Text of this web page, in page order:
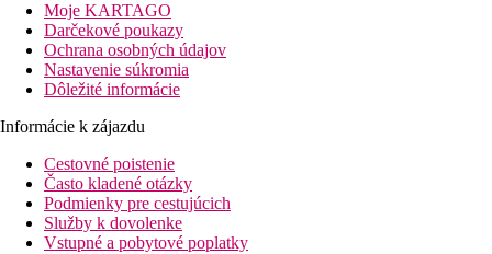
Moje KARTAGO
Darčekové poukazy
Ochrana osobných údajov
Nastavenie súkromia
Dôležité informácie
Informácie k zájazdu
Cestovné poistenie
Často kladené otázky
Podmienky pre cestujúcich
Služby k dovolenke
Vstupné a pobytové poplatky